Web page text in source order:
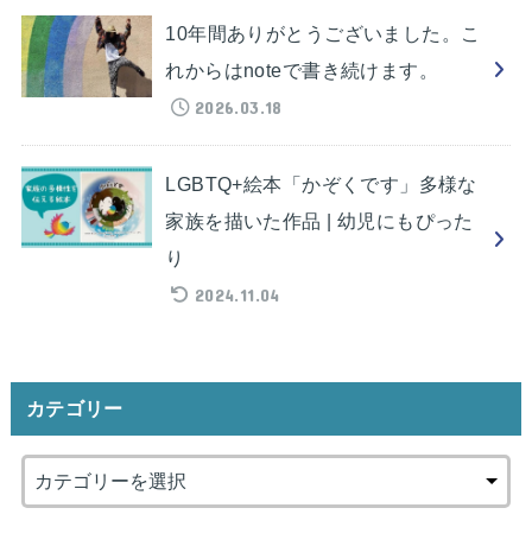
10年間ありがとうございました。こ
れからはnoteで書き続けます。
2026.03.18
LGBTQ+絵本「かぞくです」多様な
家族を描いた作品 | 幼児にもぴった
り
2024.11.04
カテゴリー